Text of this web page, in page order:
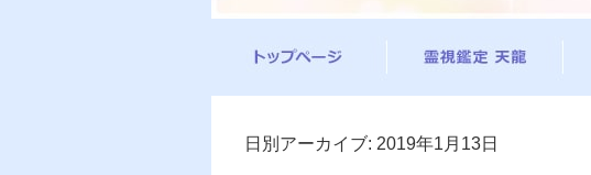
日別アーカイブ: 2019年1月13日